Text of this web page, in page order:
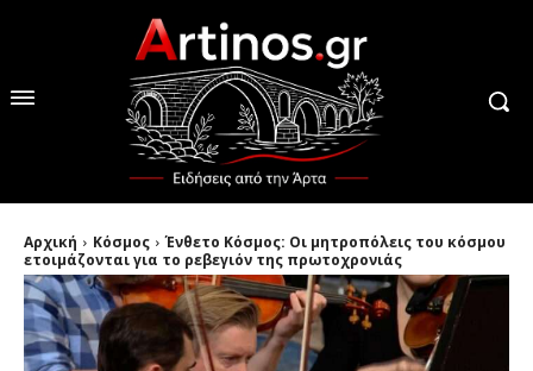
Αρχική Κόσμος
Ένθετο Κόσμος: Οι μητροπόλεις του κόσμου
ετοιμάζονται για το ρεβεγιόν της πρωτοχρονιάς